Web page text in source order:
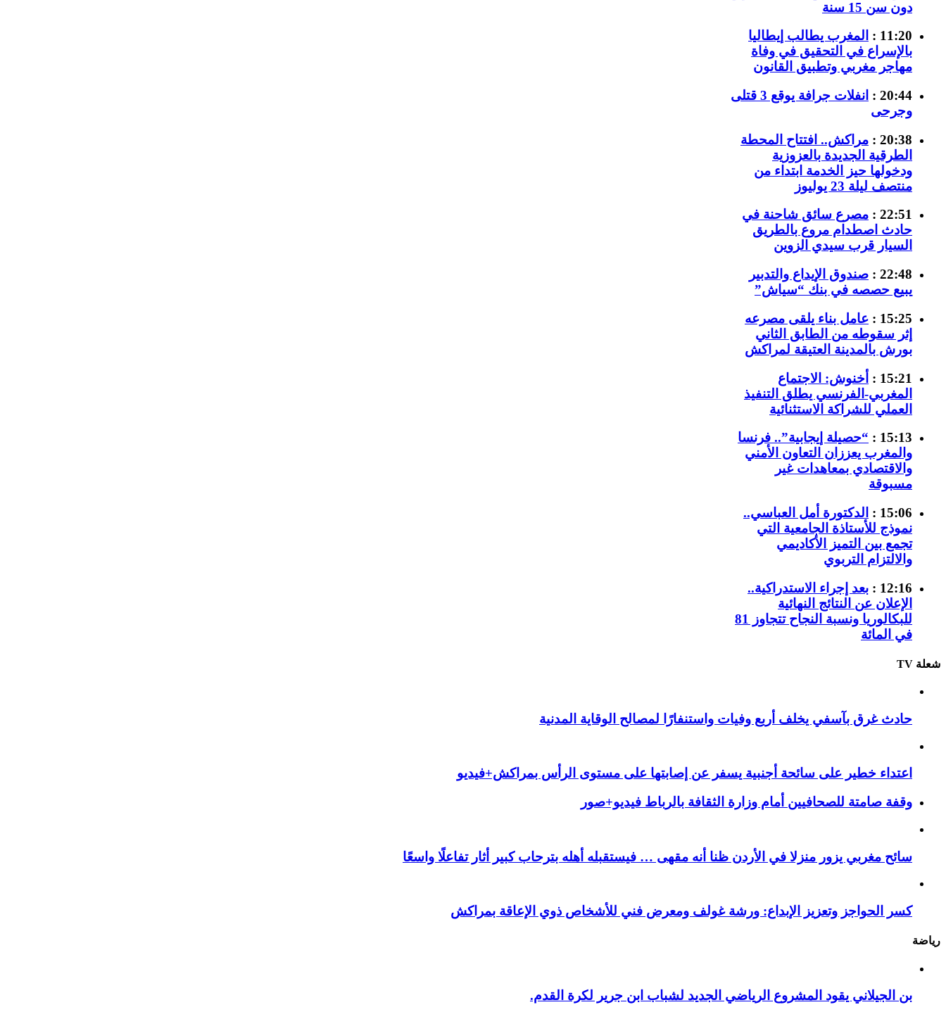
دون سن 15 سنة
11:20 :
المغرب يطالب إيطاليا
بالإسراع في التحقيق في وفاة
مهاجر مغربي وتطبيق القانون
20:44 :
انفلات جرافة يوقع 3 قتلى
وجرحى
20:38 :
مراكش.. افتتاح المحطة
الطرقية الجديدة بالعزوزية
ودخولها حيز الخدمة ابتداء من
منتصف ليلة 23 يوليوز
22:51 :
مصرع سائق شاحنة في
حادث اصطدام مروع بالطريق
السيار قرب سيدي الزوين
22:48 :
صندوق الإيداع والتدبير
يبيع حصصه في بنك “سياش”
15:25 :
عامل بناء يلقى مصرعه
إثر سقوطه من الطابق الثاني
بورش بالمدينة العتيقة لمراكش
15:21 :
أخنوش: الاجتماع
المغربي-الفرنسي يطلق التنفيذ
العملي للشراكة الاستثنائية
15:13 :
“حصيلة إيجابية”.. فرنسا
والمغرب يعززان التعاون الأمني
والاقتصادي بمعاهدات غير
مسبوقة
15:06 :
الدكتورة أمل العباسي..
نموذج للأستاذة الجامعية التي
تجمع بين التميز الأكاديمي
والالتزام التربوي
12:16 :
بعد إجراء الاستدراكية..
الإعلان عن النتائج النهائية
للبكالوريا ونسبة النجاح تتجاوز 81
في المائة
شعلة TV
حادث غرق بآسفي يخلف أربع وفيات واستنفارًا لمصالح الوقاية المدنية
اعتداء خطير على سائحة أجنبية يسفر عن إصابتها على مستوى الرأس بمراكش+فيديو
وقفة صامتة للصحافيين أمام وزارة الثقافة بالرباط فيديو+صور
سائح مغربي يزور منزلا في الأردن ظنا أنه مقهى … فيستقبله أهله بترحاب كبير أثار تفاعلًا واسعًا
كسر الحواجز وتعزيز الإبداع: ورشة غولف ومعرض فني للأشخاص ذوي الإعاقة بمراكش
رياضة
بن الجيلاني يقود المشروع الرياضي الجديد لشباب ابن جرير لكرة القدم.